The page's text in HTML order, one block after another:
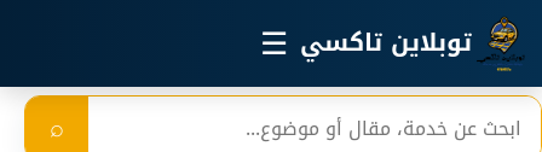
تخطي إلى المحتوى الرئيسي
توبلاين تاكسي ☰
بحث ⌕